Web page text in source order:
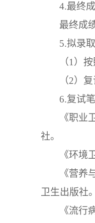
4.最终
最终成
5.拟录
（1）
（2）
6.复试
《职业
社。
《环境
《营养
卫生出版社
《流行